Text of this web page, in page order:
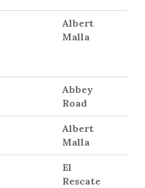
Albert
Malla
Abbey
Road
Albert
Malla
El
Rescate